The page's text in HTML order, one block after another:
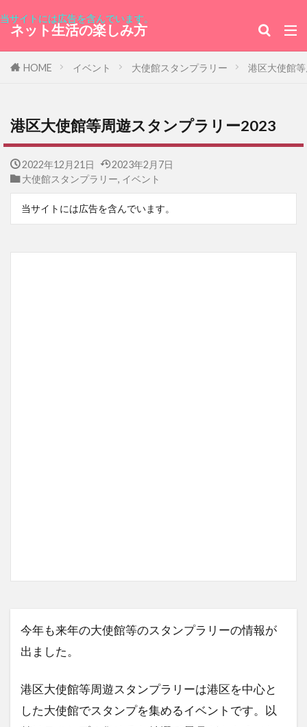
当サイトには広告を含んでいます。
ネット生活の楽しみ方
HOME イベント 大使館スタンプラリー 港区大使館
港区大使館等周遊スタンプラリー2023
2022年12月21日
2023年2月7日
大使館スタンプラリー, イベント
当サイトには広告を含んでいます。
今年も来年の大使館等のスタンプラリーの情報が
出ました。
港区大使館等周遊スタンプラリーは港区を中心と
した大使館でスタンプを集めるイベントです。以